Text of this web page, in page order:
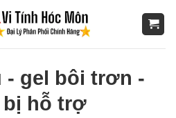
- gel bôi trơn -
hỗ trợ